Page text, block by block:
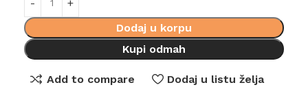
Dodaj u korpu
Kupi odmah
Add to compare Dodaj u listu želja